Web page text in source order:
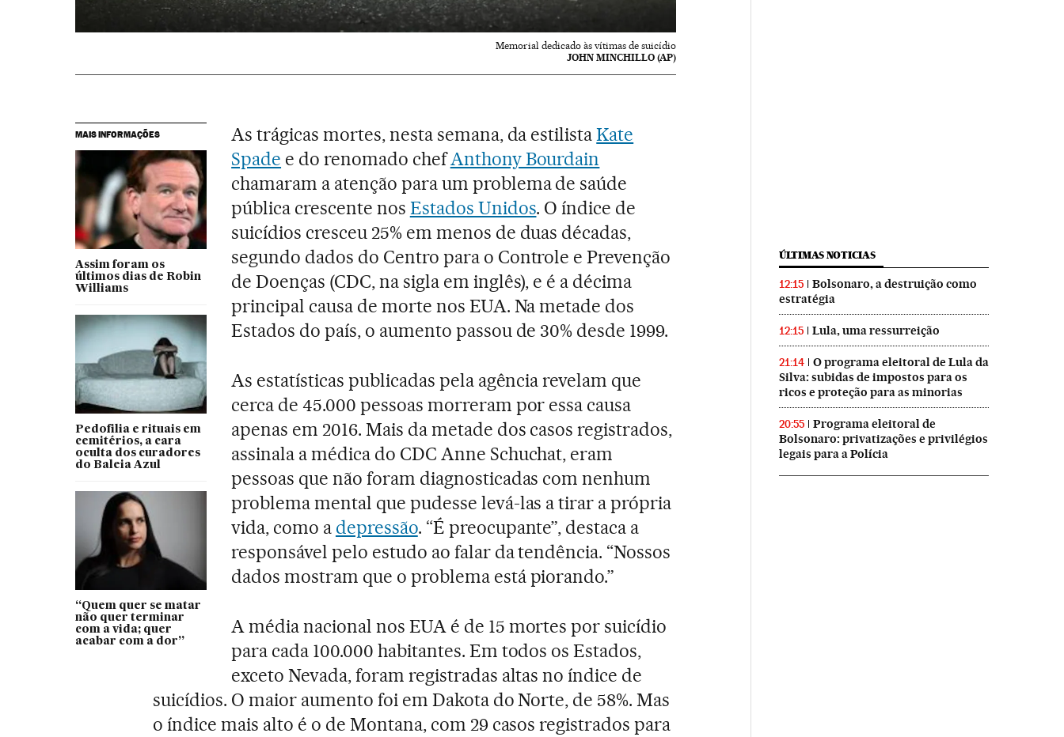
Memorial dedicado às vítimas de suicídio
JOHN MINCHILLO (AP)
MAIS INFORMAÇÕES
Assim foram os
últimos dias de Robin
Williams
Pedofilia e rituais em
cemitérios, a cara
oculta dos curadores
do Baleia Azul
“Quem quer se matar
não quer terminar
com a vida; quer
acabar com a dor”
As trágicas mortes, nesta semana, da estilistaKate
Spade e do renomado chefAnthony Bourdain
chamaram a atenção para um problema de saúde
pública crescente nos Estados Unidos. O índice de
suicídios cresceu 25% em menos de duas décadas,
segundo dados do Centro para o Controle e Prevenção
de Doenças (CDC, na sigla em inglês), e é a décima
principal causa de morte nos EUA. Na metade dos
Estados do país, o aumento passou de 30% desde 1999.
As estatísticas publicadas pela agência revelam que
cerca de 45.000 pessoas morreram por essa causa
apenas em 2016. Mais da metade dos casos registrados,
assinala a médica do CDC Anne Schuchat, eram
pessoas que não foram diagnosticadas com nenhum
problema mental que pudesse levá-las a tirar a própria
vida, como a depressão. “É preocupante”, destaca a
responsável pelo estudo ao falar da tendência. “Nossos
dados mostram que o problema está piorando.”
A média nacional nos EUA é de 15 mortes por suicídio
para cada 100.000 habitantes. Em todos os Estados,
exceto Nevada, foram registradas altas no índice de
suicídios. O maior aumento foi em Dakota do Norte, de 58%. Mas
o índice mais alto é o de Montana, com 29 casos registrados para
ÚLTIMAS NOTICIAS
12:15
Bolsonaro, a destruição como
estratégia
12:15 Lula, uma ressurreição
21:14
O programa eleitoral de Lula da
Silva: subidas de impostos para os
ricos e proteção para as minorias
20:55
Programa eleitoral de
Bolsonaro: privatizações e privilégios
legais para a Polícia